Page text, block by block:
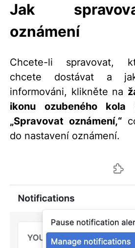
Jak
oznámení
Chcete-li spravovat,
chcete dostávat a
informováni, klikněte na
ikonu ozubeného kola
„Spravovat oznámení,“
do nastavení oznámení.